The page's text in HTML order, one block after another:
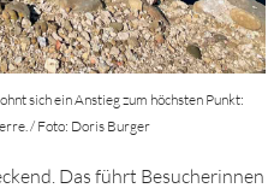
sich ein Anstieg zum höchsten Punkt:
/ Foto: Doris Burger
Das führt Besucherinnen